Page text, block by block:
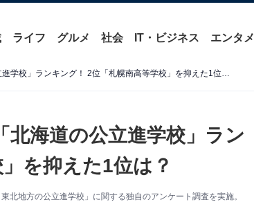
ライフ グルメ 社会 IT・ビジネス エンタメ
ネームバリューが高いと思う「北海道の公立進学校」ランキング！ 2位「札幌南高等学校」を抑えた1位は？
海道の公立進学校」ラン
を抑えた1位は？
地方の公立進学校」に関する独自のアンケート調査を実施。